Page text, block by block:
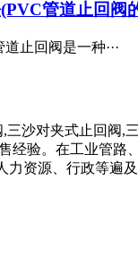
管道止回阀
止回阀是一种···
沙对夹式止回阀,
经验。在工业管
力资源、行政等遍